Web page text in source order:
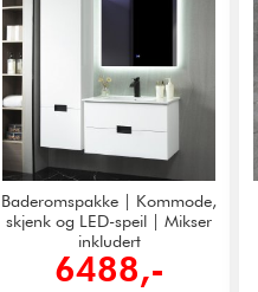
Baderomspakke | Kommode,
skjenk og LED-speil | Mikser
inkludert
6488,-